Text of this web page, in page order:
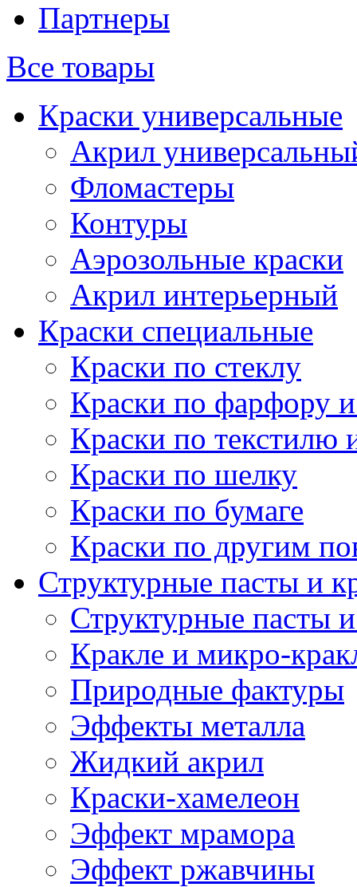
Партнеры
Все товары
Краски универсальные
Акрил
Фломастеры
Контуры
Аэрозольные краски
Акрил интерьерный
Краски специальные
Краски по стеклу
Краски по фарфору
Краски по текстилю
Краски по шелку
Краски по бумаге
Краски по другим
Структурные пасты и
Структурные пасты
Кракле и микро-
Природные фактуры
Эффекты металла
Жидкий акрил
Краски-хамелеон
Эффект мрамора
Эффект ржавчины